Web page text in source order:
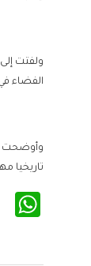
الفضاء في مهام
تاريخيا